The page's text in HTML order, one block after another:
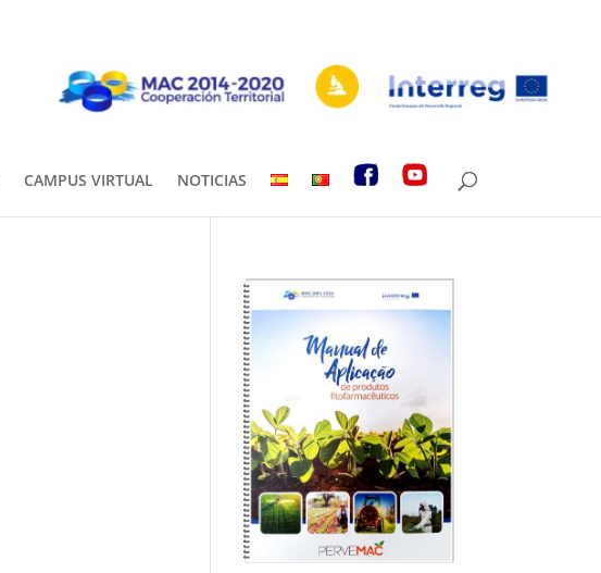
CAMPUS VIRTUAL NOTICIAS